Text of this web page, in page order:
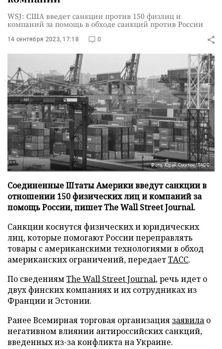
WSJ: США введет санкции против 150 физлиц и
компаний за помощь в обходе санкций против России
14 сентября 2023, 17:18 0
Фото: Юрий Смитюк/ТАСС
Соединенные Штаты Америки введут санкции в
отношении 150 физических лиц и компаний за
помощь России, пишет The Wall Street Journal.
Санкции коснутся физических и юридических
лиц, которые помогают России переправлять
товары с американскими технологиями в обход
американских ограничений, передаетТАСС.
По сведениямThe Wall Street Journal, речь идет о
двух финских компаниях и их сотрудниках из
Франции и Эстонии.
Ранее Всемирная торговая организация заявила о
негативном влиянии антироссийских санкций,
введенных из-за конфликта на Украине.